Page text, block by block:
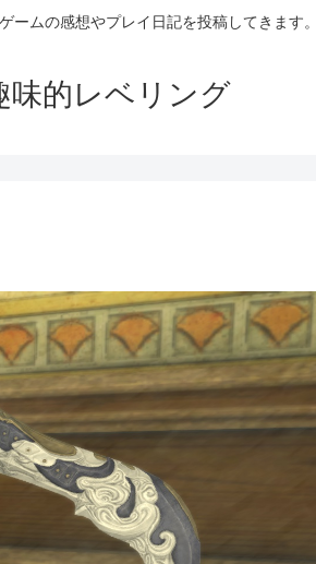
ームの感想やプレイ日記を投稿してきます。
味的レベリング